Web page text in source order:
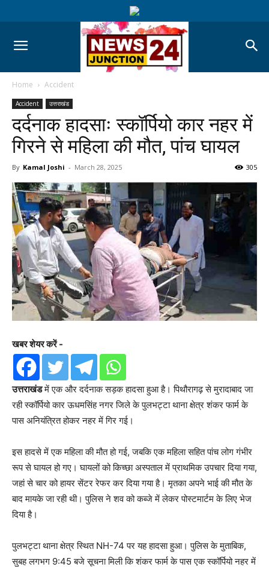
Home Accident
Accident उत्तराखंड
दर्दनाक हादसाः स्कॉर्पियो कार नहर में
गिरने से महिला की मौत, पांच घायल
By Kamal Joshi - March 28, 2025 305
खबर शेयर करें -
उत्तराखंडमें एक और दर्दनाक सड़क हादसा हुआ है। पिथौरागढ़ से मुरादाबाद जा
रही स्कॉर्पियो कार ऊधमसिंह नगर जिले के पुलभट्टा थाना क्षेत्र शंकर फार्म के
पास अनियंत्रित होकर नहर में गिर गई।
इस हादसे में एक महिला की मौत हो गई, जबकि एक महिला सहित पांच लोग गंभीर
रूप से घायल हो गए। घायलों को किच्छा अस्पताल में प्राथमिक उपचार दिया गया,
जहां से चार को हायर सेंटर रेफर कर दिया गया है। मृतका अपने भाई की मौत के
बाद मायके जा रही थी। पुलिस ने शव को कब्जे में लेकर पोस्टमार्टम के लिए भेज
दिया है।
पुलभट्टा थाना क्षेत्र स्थित NH-74 पर यह हादसा हुआ। पुलिस के मुताबिक,
सुबह लगभग 9:45 बजे सूचना मिली कि शंकर फार्म के पास एक स्कॉर्पियो नहर में